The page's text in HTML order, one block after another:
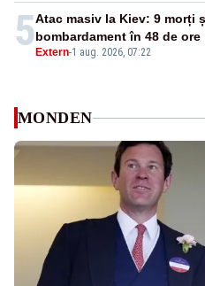
5 Extern-1 aug. 2026, 07:22
Atac masiv la Kiev: 9 morți
bombardament în 48 de ore
MONDEN